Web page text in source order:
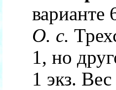
варианте
О. с.
1, но
1 экз.